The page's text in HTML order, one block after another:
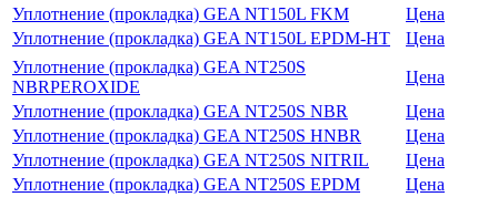
Уплотнение (прокладка) GEA NT150L FKM
Цена
Уплотнение (прокладка) GEA NT150L EPDM-HT
Цена
Уплотнение (прокладка) GEA NT250S
NBRPEROXIDE
Цена
Уплотнение (прокладка) GEA NT250S NBR
Цена
Уплотнение (прокладка) GEA NT250S HNBR
Цена
Уплотнение (прокладка) GEA NT250S NITRIL
Цена
Уплотнение (прокладка) GEA NT250S EPDM
Цена